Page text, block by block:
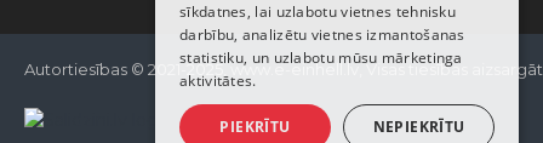
Autortiesības © 2021-2025, www.e-einhell.lv, Visas tiesības
ENGLISH
sīkdatnes, lai uzlabotu vietnes tehnisku
darbību, analizētu vietnes izmantošanas
statistiku, un uzlabotu mūsu mārketinga
aktivitātes.
PIEKRĪTU NEPIEKRĪTU